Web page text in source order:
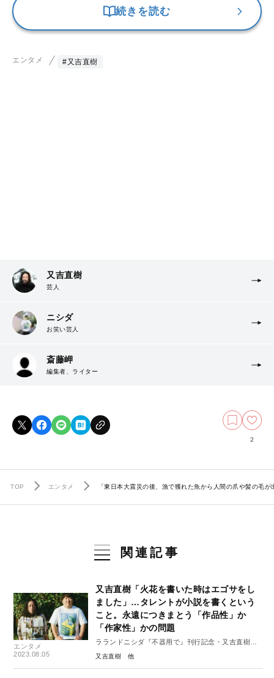
続きを読む
エンタメ #又吉直樹
又吉直樹
芸人
ニシダ
お笑い芸人
斎藤岬
編集者、ライター
2
TOP エンタメ 「東日本大震災の後、漁で獲れた魚から人間の爪や髪の毛
関連記事
エンタメ
2023.08.05
又吉直樹「火花を書いた時はエゴサをし
ました」…タレントが小説を書くという
こと。永遠につきまとう「作品性」か
「作家性」かの問題
ラランドニシダ『不器用で』刊行記念・又吉直樹対
談 #2
又吉直樹